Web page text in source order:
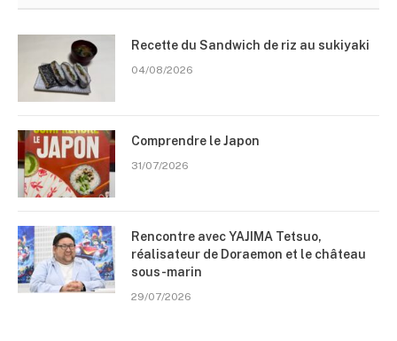
Recette du Sandwich de riz au sukiyaki
04/08/2026
Comprendre le Japon
31/07/2026
Rencontre avec YAJIMA Tetsuo,
réalisateur de Doraemon et le château
sous-marin
29/07/2026